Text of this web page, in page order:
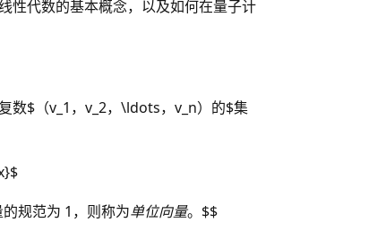
性代数的基本概念，以及如何在量子计
数$（v_1，v_2，\ldots，v_n）的$集
规范为 1，则称为单位向量。$$